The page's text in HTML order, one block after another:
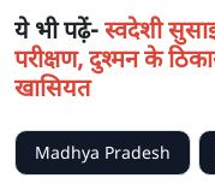
ये भी पढ़ें-स्वदेशी
परीक्षण, दुश्मन के
खासियत
Madhya Pradesh